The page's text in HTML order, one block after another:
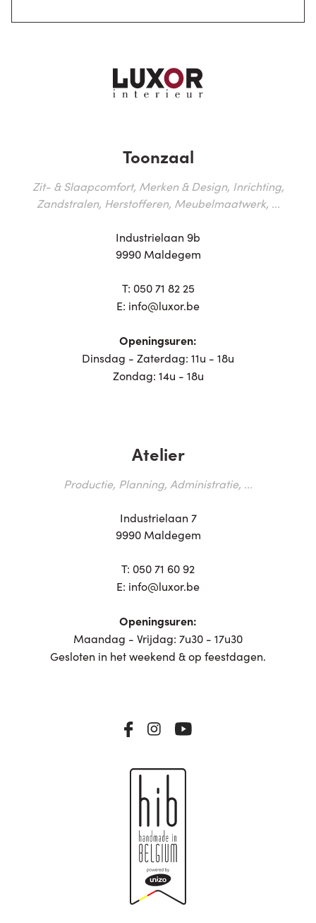
Toonzaal
Zit- & Slaapcomfort, Merken & Design, Inrichting,
Zandstralen, Herstofferen, Meubelmaatwerk, ...
Industrielaan 9b
9990 Maldegem
T: 050 71 82 25
E: info@luxor.be
Openingsuren:
Dinsdag - Zaterdag: 11u - 18u
Zondag: 14u - 18u
Atelier
Productie, Planning, Administratie, ...
Industrielaan 7
9990 Maldegem
T: 050 71 60 92
E: info@luxor.be
Openingsuren:
Maandag - Vrijdag: 7u30 - 17u30
Gesloten in het weekend & op feestdagen.